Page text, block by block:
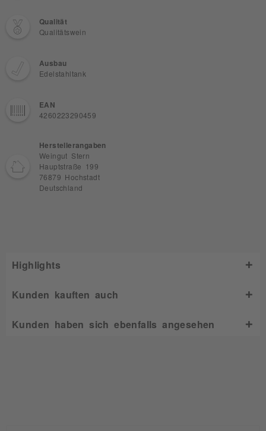
Qualität
Qualitätswein
Ausbau
Edelstahltank
EAN
4260223290459
Herstellerangaben
Weingut Stern
Hauptstraße 199
76879 Hochstadt
Deutschland
Highlights
Kunden kauften auch
Kunden haben sich ebenfalls angesehen